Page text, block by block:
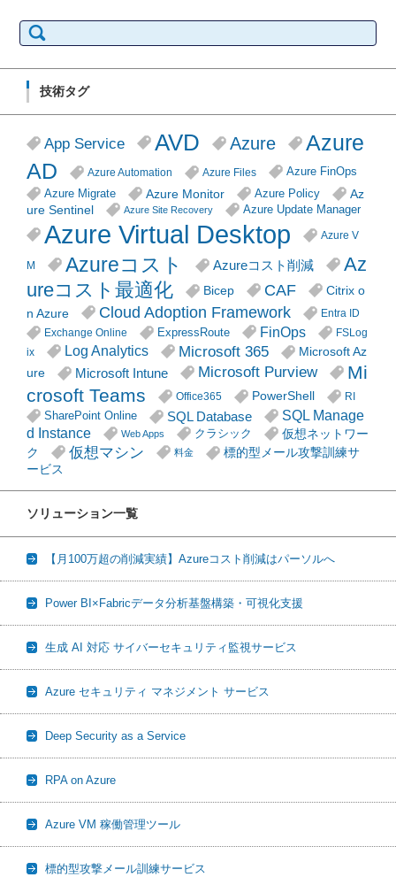
索:
技術タグ
App Service AVD Azure
Azure
AD
Azure Automation Azure Files
Azure FinOps
Azure Migrate
Azure Monitor Azure Policy
Az
ure Sentinel
Azure Site Recovery Azure Update Manager
Azure Virtual Desktop Azure V
M Azureコスト Azureコスト削減
Az
ureコスト最適化
Bicep CAF
Citrix o
n Azure
Cloud Adoption Framework
Entra ID
Exchange Online
ExpressRoute FinOps
FSLog
ix
Log Analytics Microsoft 365
Microsoft Az
ure
Microsoft Intune Microsoft Purview
Mi
crosoft Teams
Office365 PowerShell RI
SharePoint Online SQL Database
SQL Manage
d Instance
Web Apps クラシック
仮想ネットワー
ク
仮想マシン 料金
標的型メール攻撃訓練サ
ービス
ソリューション一覧
【月100万超の削減実績】Azureコスト削減はパーソルへ
Power BI×Fabricデータ分析基盤構築・可視化支援
生成 AI 対応 サイバーセキュリティ監視サービス
Azure セキュリティ マネジメント サービス
Deep Security as a Service
RPA on Azure
Azure VM 稼働管理ツール
標的型攻撃メール訓練サービス